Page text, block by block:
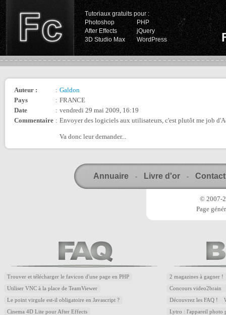
Tutoriaux gratuits pour :
Photoshop
PHP
After Effects
jQuery
3D Studio Max
WordPress
Auteur : : Galdon
Pays
: FRANCE
Date
: vendredi 29 mai 2009, 16:19
Commentaire : Envoyer des logiciels aux utilisateurs, c'est plutôt me job
Va donc leur demander...
Annuaire - Livre d'or - Contact
© 2007-
Page
Trouver et télécharger le favicon d'une page en PHP
Utiliser VNC à la place de TeamViewer
Le point virgule est-il obligatoire en Javascript ?
Cinema 4D Lite pour After Effects
2 magazines à gagner !
Concours video2brain
Découvrez les FAQ !
Lytro : l'appareil photo